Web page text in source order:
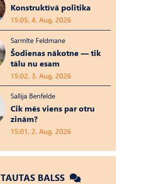
Konstruktīvā politika
15:05, 4. Aug, 2026
Sarmīte Feldmane
Šodienas nākotne — tik
tālu nu esam
15:02, 3. Aug, 2026
Sallija Benfelde
Cik mēs viens par otru
zinām?
15:01, 2. Aug, 2026
TAUTAS BALSS